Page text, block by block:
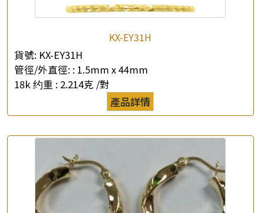
KX-EY31H
貨號: KX-EY31H
管徑/外直徑: : 1.5mm x 44mm
18k 约重 : 2.214克 /對
產品詳情